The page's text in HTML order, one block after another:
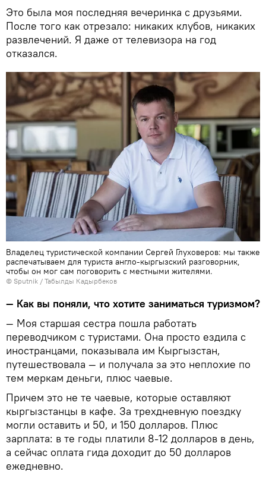
Это была моя последняя вечеринка с друзьями.
После того как отрезало: никаких клубов, никаких
развлечений. Я даже от телевизора на год
отказался.
Владелец туристической компании Сергей Глуховеров: мы также
распечатываем для туриста англо-кыргызский разговорник,
чтобы он мог сам поговорить с местными жителями.
© Sputnik / Табылды Кадырбеков
— Как вы поняли, что хотите заниматься туризмом?
— Моя старшая сестра пошла работать
переводчиком с туристами. Она просто ездила с
иностранцами, показывала им Кыргызстан,
путешествовала — и получала за это неплохие по
тем меркам деньги, плюс чаевые.
Причем это не те чаевые, которые оставляют
кыргызстанцы в кафе. За трехдневную поездку
могли оставить и 50, и 150 долларов. Плюс
зарплата: в те годы платили 8-12 долларов в день,
а сейчас оплата гида доходит до 50 долларов
ежедневно.